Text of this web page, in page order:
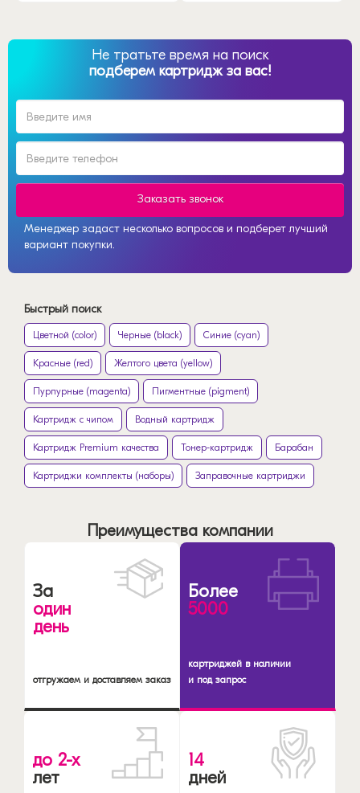
Не тратьте время на поиск
подберем картридж за вас!
Заказать звонок
Менеджер задаст несколько вопросов и подберет лучший
вариант покупки.
Быстрый поиск
Цветной (color) Черные (black) Синие (cyan)
Красные (red) Желтого цвета (yellow)
Пурпурные (magenta) Пигментные (pigment)
Картридж с чипом Водный картридж
Картридж Premium качества Тонер-картридж Барабан
Картриджи комплекты (наборы) Заправочные картриджи
Преимущества компании
За
один
день
отгружаем и доставляем заказ
Более
5000
картриджей в наличии
и под запрос
до 2-х
лет
14
дней